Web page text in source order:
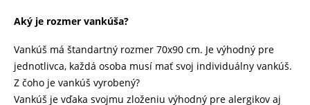
Aký je rozmer vankúša?
Vankúš má štandartný rozmer 70x90 cm. Je výhodný pre
jednotlivca, každá osoba musí mať svoj individuálny vankúš.
Z čoho je vankúš vyrobený?
Vankúš je vďaka svojmu zloženiu výhodný pre alergikov aj